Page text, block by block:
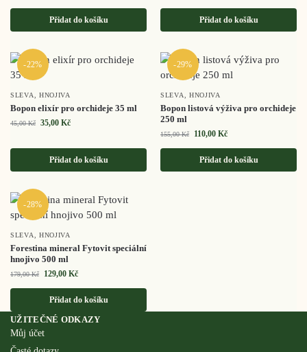
Přidat do košíku Přidat do košíku
-22%
SLEVA, HNOJIVA
Bopon elixír pro orchideje 35 ml
45,00Kč 35,00 Kč
Přidat do košíku
-29%
SLEVA, HNOJIVA
Bopon listová výživa pro orchideje
250 ml
155,00Kč 110,00 Kč
Přidat do košíku
-28%
SLEVA, HNOJIVA
Forestina mineral Fytovit speciální
hnojivo 500 ml
179,00Kč 129,00 Kč
Přidat do košíku
UŽITEČNÉ ODKAZY
Můj účet